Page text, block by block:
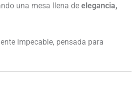
una mesa llena de elegancia,
impecable, pensada para